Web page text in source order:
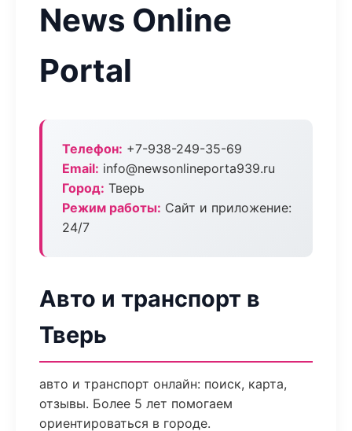
News Online
Portal
Телефон: +7-938-249-35-69
Email: info@newsonlineporta939.ru
Город: Тверь
Режим работы: Сайт и приложение:
24/7
Авто и транспорт в
Тверь
авто и транспорт онлайн: поиск, карта,
отзывы. Более 5 лет помогаем
ориентироваться в городе.